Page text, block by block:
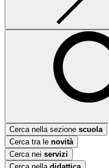
Cerca nella sezione scuola
Cerca tra le novità
Cerca nei servizi